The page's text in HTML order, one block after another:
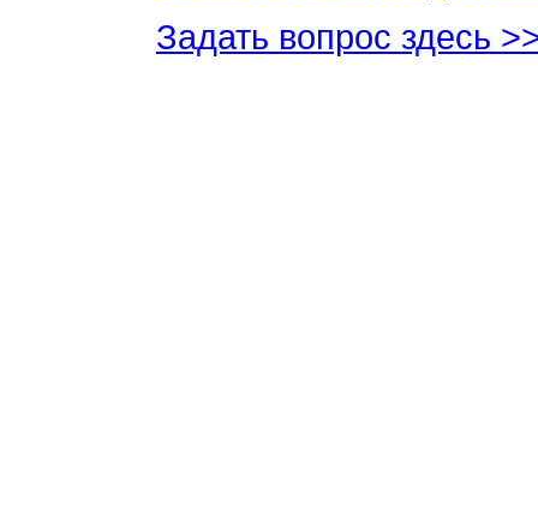
Задать вопрос здесь